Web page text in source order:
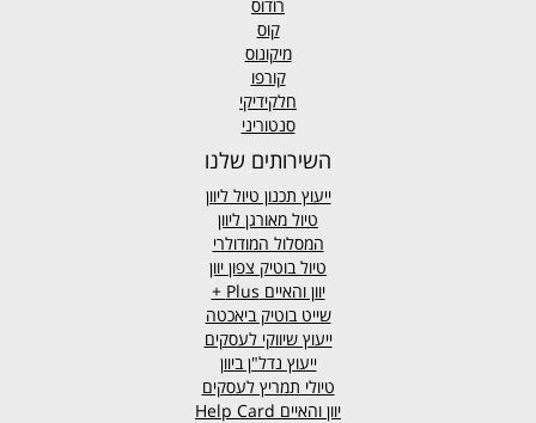
רודוס
קוס
מיקונוס
קורפו
חלקידיקי
סנטוריני
השירותים שלנו
ייעוץ תכנון טיול ליוון
טיול מאורגן ליוון
המסלול המודולרי
טיול בוטיק צפון יוון
יוון והאיים Plus +
שייט בוטיק ביאכטה
ייעוץ שיווקי לעסקים
ייעוץ נדל"ן ביוון
טיולי תמריץ לעסקים
יוון והאיים Help Card